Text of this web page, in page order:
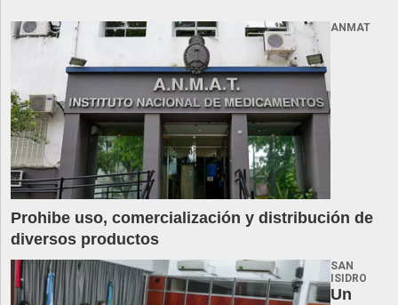
ANMAT
Prohibe uso, comercialización y distribución de
diversos productos
SAN
ISIDRO
Un